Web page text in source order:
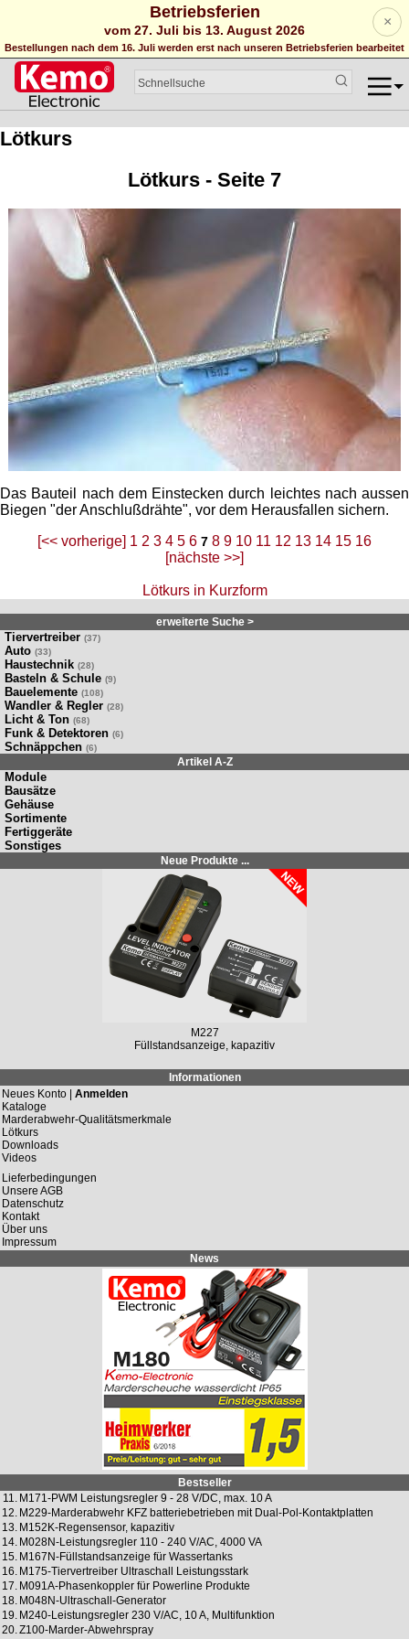
Betriebsferien
vom 27. Juli bis 13. August 2026
Bestellungen nach dem 16. Juli werden erst nach unseren Betriebsferien bearbeitet
×
Lötkurs
Lötkurs - Seite 7
Das Bauteil nach dem Einstecken durch leichtes nach aussen
Biegen "der Anschlußdrähte", vor dem Herausfallen sichern.
[<< vorherige] 1 2 3 4 5 6 7 8 9 10 11 12 13 14 15 16
[nächste >>]
Lötkurs in Kurzform
erweiterte Suche >
Tiervertreiber (37)
Auto (33)
Haustechnik (28)
Basteln & Schule (9)
Bauelemente (108)
Wandler & Regler (28)
Licht & Ton (68)
Funk & Detektoren (6)
Schnäppchen (6)
Artikel A-Z
Module
Bausätze
Gehäuse
Sortimente
Fertiggeräte
Sonstiges
Neue Produkte ...
M227
Füllstandsanzeige, kapazitiv
Informationen
Neues Konto | Anmelden
Kataloge
Marderabwehr-Qualitätsmerkmale
Lötkurs
Downloads
Videos
Lieferbedingungen
Unsere AGB
Datenschutz
Kontakt
Über uns
Impressum
News
Bestseller
11. M171-PWM Leistungsregler 9 - 28 V/DC, max. 10 A
12. M229-Marderabwehr KFZ batteriebetrieben mit Dual-Pol-Kontaktplatten
13. M152K-Regensensor, kapazitiv
14. M028N-Leistungsregler 110 - 240 V/AC, 4000 VA
15. M167N-Füllstandsanzeige für Wassertanks
16. M175-Tiervertreiber Ultraschall Leistungsstark
17. M091A-Phasenkoppler für Powerline Produkte
18. M048N-Ultraschall-Generator
19. M240-Leistungsregler 230 V/AC, 10 A, Multifunktion
20.Z100-Marder-Abwehrspray